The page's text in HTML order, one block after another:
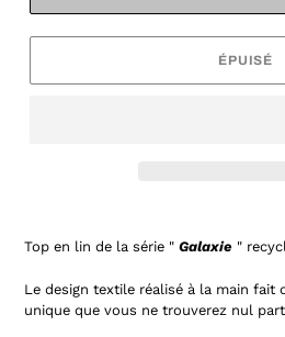
ÉPUISÉ
Top en lin de la série " Galaxie "
Le design textile réalisé à la main fait
unique que vous ne trouverez nul